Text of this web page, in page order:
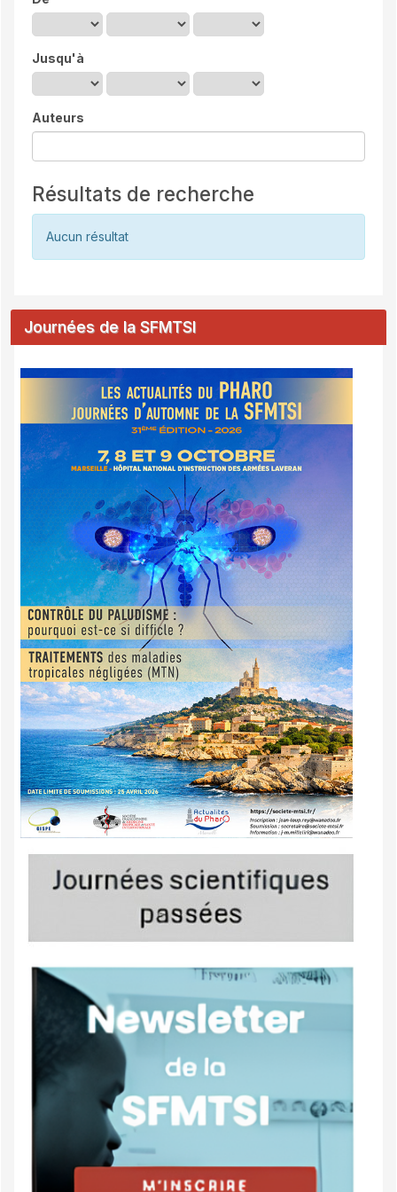
Jusqu'à
Auteurs
Résultats de recherche
Aucun résultat
Journées de la SFMTSI